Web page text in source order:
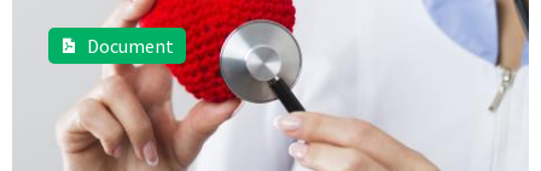
Document